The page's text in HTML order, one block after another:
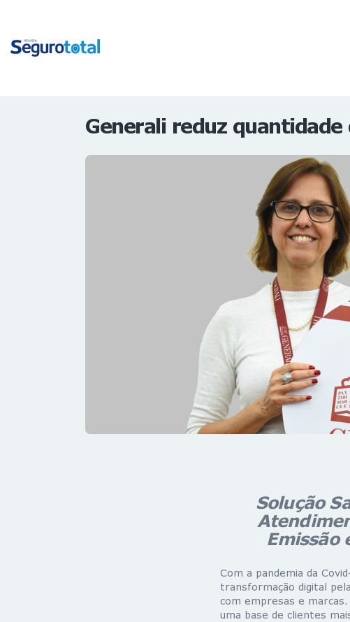
Generali reduz
Solução
Emissão
Com a pandemia da
transformação digital
com empresas e
uma base de clientes